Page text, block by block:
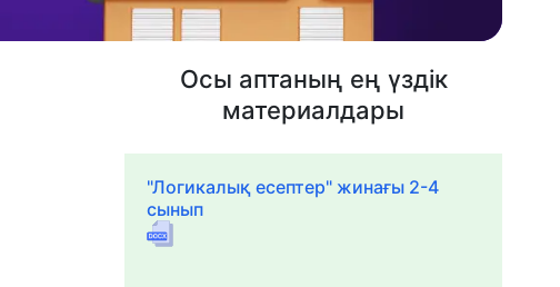
Осы аптаның ең үздік
материалдары
"Логикалық есептер" жинағы 2-4
сынып